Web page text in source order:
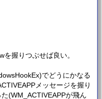
握りつぶせば良い。
でどうにかなる
メッセージを握り
(WM_ACTIVEAPPが飛ん